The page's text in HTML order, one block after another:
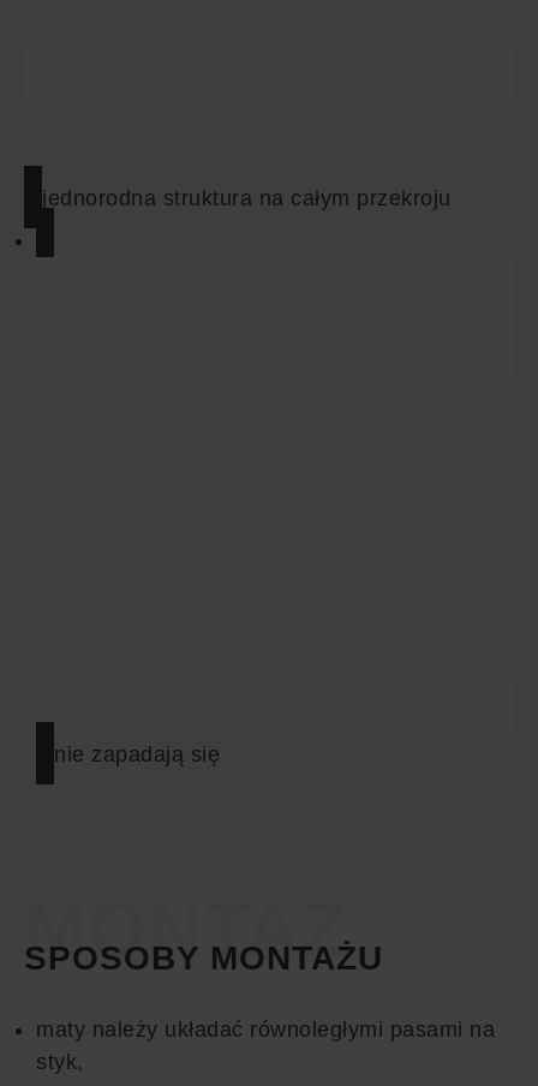
jednorodna struktura na całym przekroju
nie zapadają się
MONTAŻ
SPOSOBY MONTAŻU
maty należy układać równoległymi pasami na
styk,